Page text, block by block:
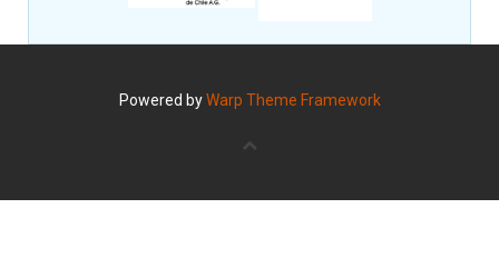
Powered byWarp Theme Framework